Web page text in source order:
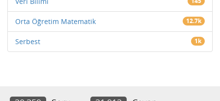
Orta Öğretim Matematik 12.7k
Serbest 1k